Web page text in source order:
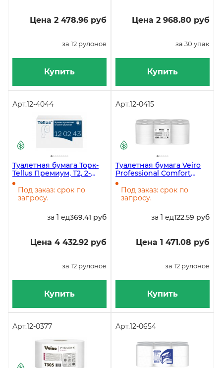
Цена 2 478.96 руб
за 12 рулонов
Купить
Цена 2 968.80 руб
за 30 упак
Купить
Арт.12-4044
Туалетная бумага Торк-
Tellus Премиум, Т2, 2-
слойная, белая, 170
метров, 12 рулонов в
упаковке
Под заказ: срок по
запросу.
за 1 ед369.41 руб
Цена 4 432.92 руб
за 12 рулонов
Купить
Арт.12-0415
Туалетная бумага Veiro
Professional Comfort
T206, 2-слойная, белая,
125 метров, 12 рулонов в
упаковке
Под заказ: срок по
запросу.
за 1 ед122.59 руб
Цена 1 471.08 руб
за 12 рулонов
Купить
Арт.12-0377 Арт.12-0654